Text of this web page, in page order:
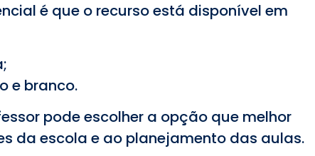
é que o recurso está disponível em
e branco.
pode escolher a opção que melhor
da escola e ao planejamento das aulas.